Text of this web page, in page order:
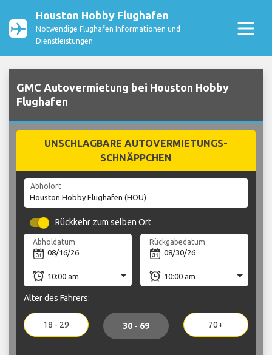
Houston Hobby Flughafen
Notwendige Flughafen Informationen und
Dienstleistungen
GMC Autovermietung bei Houston Hobby
Flughafen
UNSCHLAGBARE AUTOVERMIETUNGS-
SCHNÄPPCHEN
Abholort
Rückkehr zum selben Ort
Abholdatum Rückgabedatum
Alter des Fahrers:
18 - 29 30 - 69 70+